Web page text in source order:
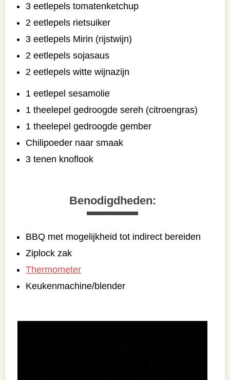
3 eetlepels tomatenketchup
2 eetlepels rietsuiker
3 eetlepels Mirin (rijstwijn)
2 eetlepels sojasaus
2 eetlepels witte wijnazijn
1 eetlepel sesamolie
1 theelepel gedroogde sereh (citroengras)
1 theelepel gedroogde gember
Chilipoeder naar smaak
3 tenen knoflook
Benodigdheden:
BBQ met mogelijkheid tot indirect bereiden
Ziplock zak
Thermometer
Keukenmachine/blender